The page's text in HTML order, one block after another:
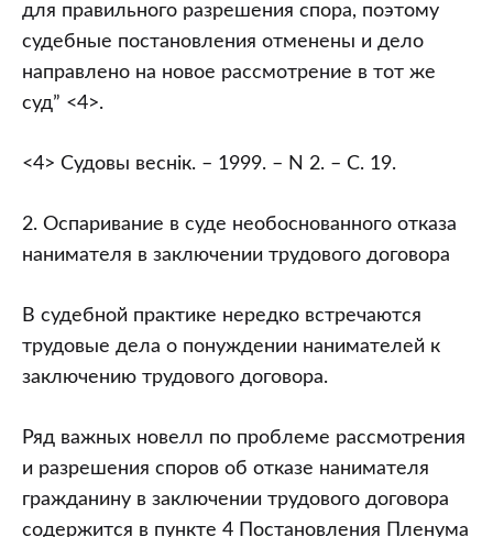
для правильного разрешения спора, поэтому
судебные постановления отменены и дело
направлено на новое рассмотрение в тот же
суд” <4>.
<4> Судовы веснiк. – 1999. – N 2. – С. 19.
2. Оспаривание в суде необоснованного отказа
нанимателя в заключении трудового договора
В судебной практике нередко встречаются
трудовые дела о понуждении нанимателей к
заключению трудового договора.
Ряд важных новелл по проблеме рассмотрения
и разрешения споров об отказе нанимателя
гражданину в заключении трудового договора
содержится в пункте 4 Постановления Пленума